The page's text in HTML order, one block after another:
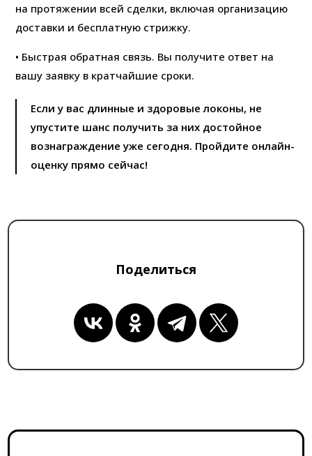
на протяжении всей сделки, включая организацию
доставки и бесплатную стрижку.
• Быстрая обратная связь. Вы получите ответ на
вашу заявку в кратчайшие сроки.
Если у вас длинные и здоровые локоны, не
упустите шанс получить за них достойное
вознаграждение уже сегодня. Пройдите онлайн-
оценку прямо сейчас!
Поделиться